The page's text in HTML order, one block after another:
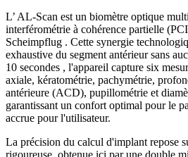
L’ AL-Scan est un biomètre optique
interférométrie à cohérence partielle
Scheimpflug . Cette synergie
exhaustive du segment antérieur sans
10 secondes , l'appareil capture six
axiale, kératométrie, pachymétrie,
antérieure (ACD), pupillométrie et
garantissant un confort optimal pour le
accrue pour l'utilisateur.
La précision du calcul d'implant repose